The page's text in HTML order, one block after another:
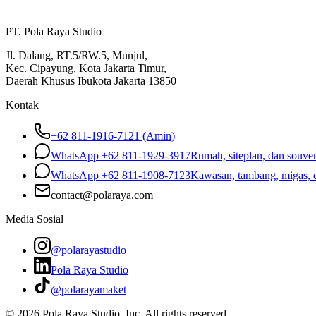
PT. Pola Raya Studio
Jl. Dalang, RT.5/RW.5, Munjul,
Kec. Cipayung, Kota Jakarta Timur,
Daerah Khusus Ibukota Jakarta 13850
Kontak
+62 811-1916-7121 (Amin)
WhatsApp +62 811-1929-3917Rumah, siteplan, dan
WhatsApp +62 811-1908-7123Kawasan, tambang, migas,
contact@polaraya.com
Media Sosial
@polarayastudio_
Pola Raya Studio
@polarayamaket